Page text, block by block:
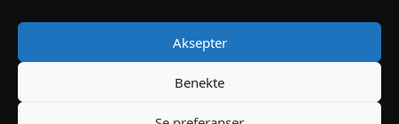
Aksepter
Benekte
PÅSKEAFTEN OG PINSEAFTEN : 10:00-13:00
Informasjon
MIN SIDE
KJØPSBETINGELSER